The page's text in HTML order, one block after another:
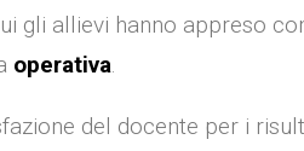
gli allievi hanno appreso
operativa.
del docente per i